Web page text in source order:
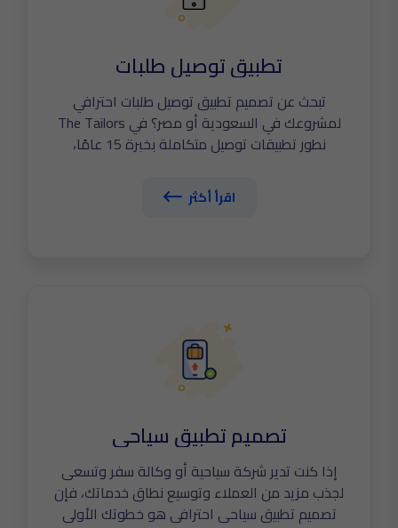
تطبيق توصيل طلبات
تبحث عن تصميم تطبيق توصيل طلبات احترافي
لمشروعك في السعودية أو مصر؟ في The Tailors
نطور تطبيقات توصيل متكاملة بخبرة 15 عامًا،
الوسيطة. تطبيقك يشمل تتبع الطلبات لحظيًا، دفع
إلكتروني آمن، لوحة تحكم ذكية، وتجربة استخدام
اقرأ أكثر
تصميم تطبيق سياحي
إذا كنت تدير شركة سياحية أو وكالة سفر وتسعى
لجذب مزيد من العملاء وتوسيع نطاق خدماتك، فإن
تصميم تطبيق سياحي احترافي هو خطوتك الأولى